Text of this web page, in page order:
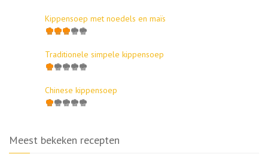
Kippensoep met noedels en maïs
Traditionele simpele kippensoep
Chinese kippensoep
Meest bekeken recepten